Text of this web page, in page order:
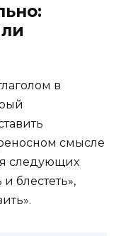
в
смысле
следующих
блестеть»,